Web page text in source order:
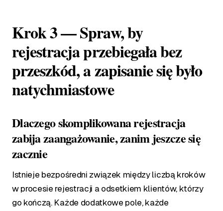
Krok 3 — Spraw, by
rejestracja przebiegała bez
przeszkód, a zapisanie się było
natychmiastowe
Dlaczego skomplikowana rejestracja
zabija zaangażowanie, zanim jeszcze się
zacznie
Istnieje bezpośredni związek między liczbą kroków
w procesie rejestracji a odsetkiem klientów, którzy
go kończą. Każde dodatkowe pole, każde